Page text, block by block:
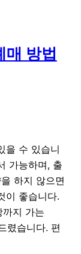
방법
을 수 있습니
가능하며, 출
하지 않으면
이 좋습니다.
지 가는
렸습니다. 편